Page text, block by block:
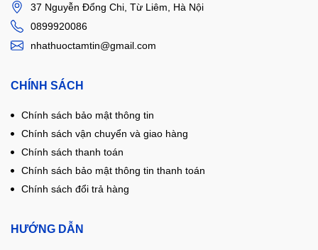
37 Nguyễn Đổng Chi, Từ Liêm, Hà Nội
0899920086
nhathuoctamtin@gmail.com
CHÍNH SÁCH
Chính sách bảo mật thông tin
Chính sách vận chuyển và giao hàng
Chính sách thanh toán
Chính sách bảo mật thông tin thanh toán
Chính sách đổi trả hàng
HƯỚNG DẪN